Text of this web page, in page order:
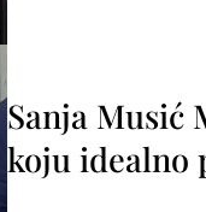
Sanja Musić
koju idealno